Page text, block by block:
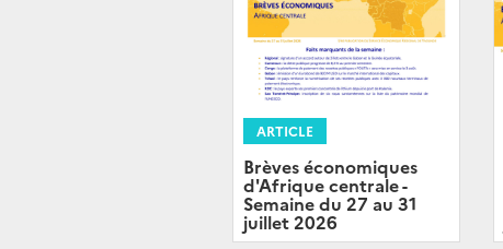
ARTICLE
Brèves économiques
d'Afrique centrale -
Semaine du 27 au 31
juillet 2026